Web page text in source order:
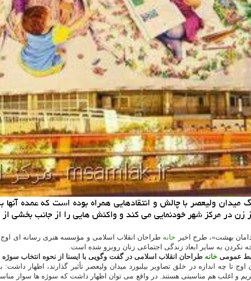
میدان ولیعصر با چالش و انتقادهایی همراه بوده است كه عمده
زن در مركز شهر خودنمایی می كند و واكنش هایی را از جانب بخشی
بهشت»، طرح اخیر خانه طراحان انقلاب اسلامی و مؤسسه هنری رسانه ای
نكردن به سایر ابعاد زندگی اجتماعی زنان روبرو شده است.
عمومی خانه طراحان انقلاب اسلامی در گفت وگویی با ایسنا از نحوه انتخاب
تا چه اندازه در خلق تصاویر بیلبورد میدان ولیعصر تأثیر گذارند، اظهار
اغلب هم مناسبتی هستند. در واقع می توان اظهار داشت كه سوژه ها سوار